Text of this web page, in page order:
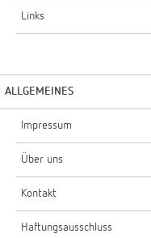
Links
ALLGEMEINES
Impressum
Über uns
Kontakt
Haftungsausschluss